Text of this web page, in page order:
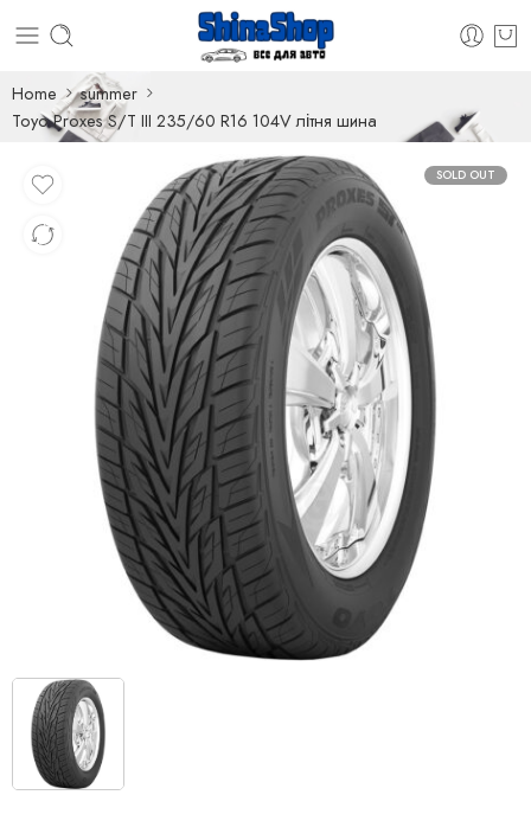
Home
summer
Toyo Proxes S/T III 235/60 R16 104V літня шина
SOLD OUT